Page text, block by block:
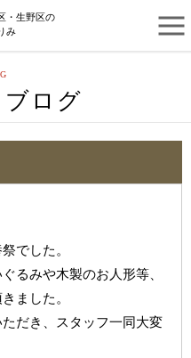
・生野区の
み
ログ
でした。
るみや木製のお人形等、
ました。
だき、スタッフ一同大変